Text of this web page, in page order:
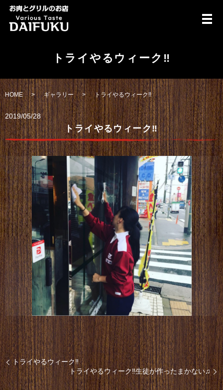
メ
トライやるウィーク‼️
HOME ギャラリー トライやるウィーク‼️
2019/05/28
トライやるウィーク‼️
トライやるウィーク‼️
トライやるウィーク‼️生徒が作ったまかない♫